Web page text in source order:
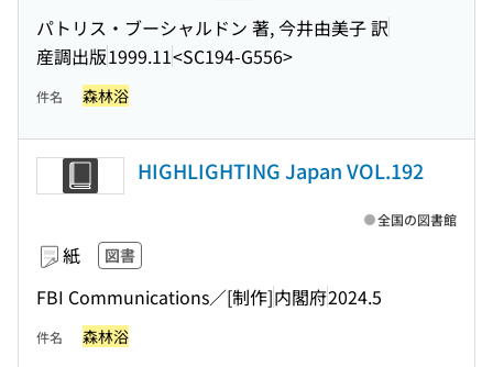
パトリス・ブーシャルドン 著, 今井由美子 訳
産調出版1999.11<SC194-G556>
件名 森林浴
HIGHLIGHTING Japan VOL.192
紙 図書
FBI Communications／[制作]内閣府2024.5
全国の図書館
件名 森林浴